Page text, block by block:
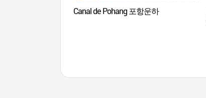
Canal de Pohang 포항운하